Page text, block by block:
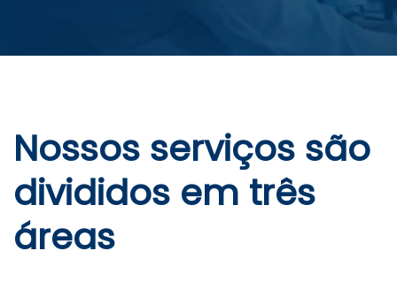
Nossos serviços são
divididos em três
áreas